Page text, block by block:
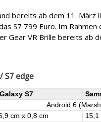
bereits ab dem 11. März
S7 799 Euro. Im
Gear VR Brille bereits ab
S7 edge
S7
Android 6
cm x 0,8 cm
15,1